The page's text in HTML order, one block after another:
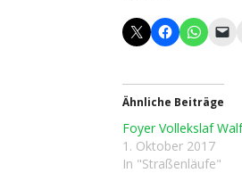
Ähnliche Beiträge
Foyer Vollekslaf
1. Oktober 2017
In "Straßenläufe"